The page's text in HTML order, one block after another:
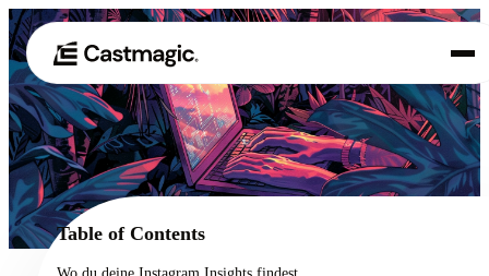
01 Produkt
02 Anwendungsfälle
Preisgestaltung
Table of Contents